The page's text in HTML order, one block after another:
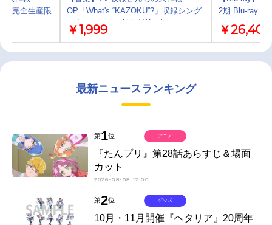
完全生産限
OP「What's “KAZOKU”?」収録シング
ル Lonesome rabbit / What's
“KAZOKU”?/櫻坂46 夜桜盤（完全生産
￥1,999
2期 Blu-ray
￥26,400
最新ニュースランキング
第1位
『たんプリ』第28話あらすじ＆場面
カット
2026-08-08 12:00
アニメ
第2位
10月・11月開催『ヘタリア』20周年
グッズ